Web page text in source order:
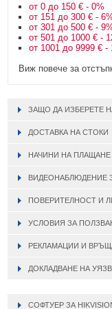
от 0 до 150 € - 0%
от 151 до 300 € -
от 301 до 500 € -
от 501 до 1000 € -
от 1001 до 9999 € -
Виж повече за
ЗАЩО ДА ИЗБЕРЕТЕ
ДОСТАВКА НА СТОКИ
НАЧИНИ НА ПЛАЩАНЕ
ВИДЕОНАБЛЮДЕНИЕ
ПОВЕРИТЕЛНОСТ И
УСЛОВИЯ ЗА
РЕКЛАМАЦИИ И
ДОКЛАДВАНЕ НА
СОФТУЕР ЗА